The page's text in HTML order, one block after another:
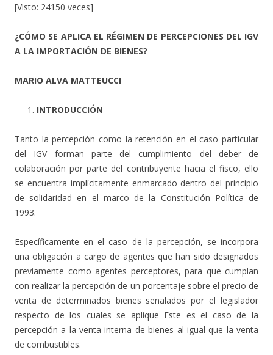
[Visto: 24150 veces]
¿CÓMO SE APLICA EL RÉGIMEN DE PERCEPCIONES DEL IGV
A LA IMPORTACIÓN DE BIENES?
MARIO ALVA MATTEUCCI
INTRODUCCIÓN
Tanto la percepción como la retención en el caso particular
del IGV forman parte del cumplimiento del deber de
colaboración por parte del contribuyente hacia el fisco, ello
se encuentra implícitamente enmarcado dentro del principio
de solidaridad en el marco de la Constitución Política de
1993.
Específicamente en el caso de la percepción, se incorpora
una obligación a cargo de agentes que han sido designados
previamente como agentes perceptores, para que cumplan
con realizar la percepción de un porcentaje sobre el precio de
venta de determinados bienes señalados por el legislador
respecto de los cuales se aplique Este es el caso de la
percepción a la venta interna de bienes al igual que la venta
de combustibles.